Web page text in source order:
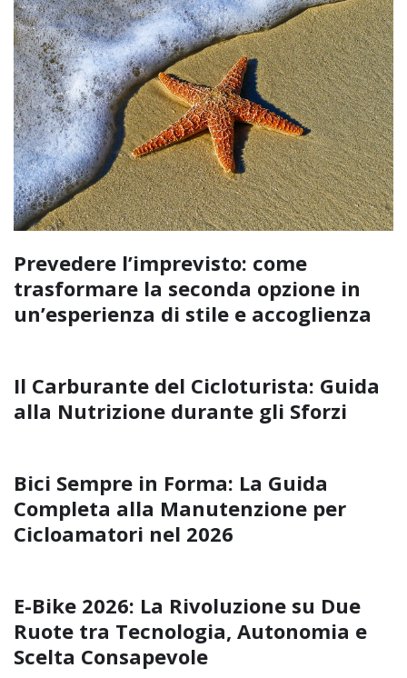
Prevedere l’imprevisto: come
trasformare la seconda opzione in
un’esperienza di stile e accoglienza
Il Carburante del Cicloturista: Guida
alla Nutrizione durante gli Sforzi
Bici Sempre in Forma: La Guida
Completa alla Manutenzione per
Cicloamatori nel 2026
E-Bike 2026: La Rivoluzione su Due
Ruote tra Tecnologia, Autonomia e
Scelta Consapevole